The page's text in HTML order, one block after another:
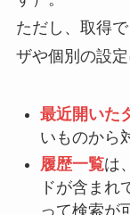
ただし、取得
ザや個別の設定
最近開いた
いものから
履歴一覧は
ドが含まれ
って検索が